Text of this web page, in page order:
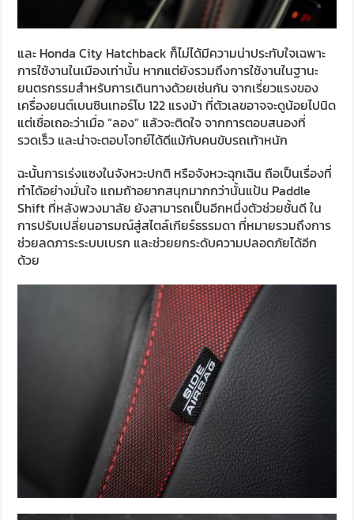
และ Honda City Hatchback ก็ไม่ได้มีความน่าประทับใจเฉพาะ
การใช้งานในเมืองเท่านั้น หากแต่ยังรวมถึงการใช้งานในฐานะ
ยนตรกรรมสำหรับการเดินทางด้วยเช่นกัน จากเรี่ยวแรงของ
เครื่องยนต์เบนซินเทอร์โบ 122 แรงม้า ที่ตัวเลขอาจจะดูน้อยไปนิด
แต่เชื่อเถอะว่าเมื่อ “ลอง” แล้วจะติดใจ จากการตอบสนองที่
รวดเร็ว และน่าจะตอบโจทย์ได้ดีแม้กับคนขับรถเท้าหนัก
ฉะนั้นการเร่งแซงในจังหวะปกติ หรือจังหวะฉุกเฉิน ถือเป็นเรื่องที่
ทำได้อย่างมั่นใจ แถมถ้าอยากสนุกมากกว่านั้นแป้น Paddle
Shift ที่หลังพวงมาลัย ยังสามารถเป็นอีกหนึ่งตัวช่วยชั้นดี ใน
การปรับเปลี่ยนอารมณ์สู่สไตล์เกียร์ธรรมดา ที่หมายรวมถึงการ
ช่วยลดภาระระบบเบรก และช่วยยกระดับความปลอดภัยได้อีก
ด้วย